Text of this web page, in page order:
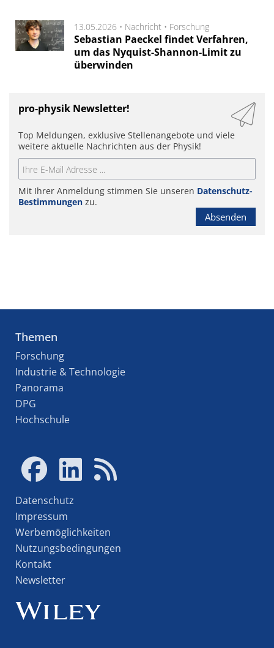
13.05.2026 • Nachricht • Forschung
Sebastian Paeckel findet Verfahren,
um das Nyquist-Shannon-Limit zu
überwinden
pro-physik Newsletter!
Top Meldungen, exklusive Stellenangebote und viele
weitere aktuelle Nachrichten aus der Physik!
Mit Ihrer Anmeldung stimmen Sie unseren Datenschutz-
Bestimmungen zu.
Absenden
Themen
Forschung
Industrie & Technologie
Panorama
DPG
Hochschule
Datenschutz
Impressum
Werbemöglichkeiten
Nutzungsbedingungen
Kontakt
Newsletter